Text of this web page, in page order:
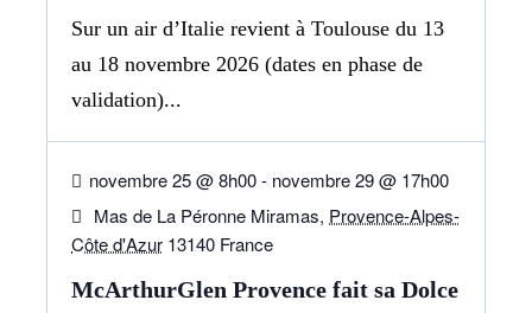
Sur un air d’Italie revient à Toulouse du 13
au 18 novembre 2026 (dates en phase de
validation)...
novembre 25 @ 8h00- novembre 29 @ 17h00
Mas de La Péronne Miramas, Provence-Alpes-
Côte d'Azur 13140 France
McArthurGlen Provence fait sa Dolce